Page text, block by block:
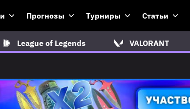
Прогнозы Турниры Статьи
League of Legends VALORANT